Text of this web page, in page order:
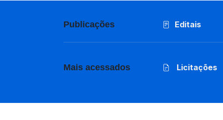
Publicações Editais
Mais acessados Licitações